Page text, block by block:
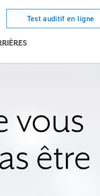
Test auditif en ligne
vous
être